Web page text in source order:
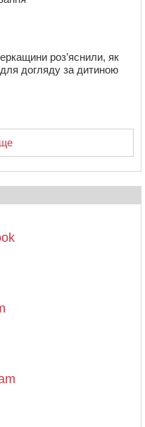
роз’яснили, як
догляду за дитиною